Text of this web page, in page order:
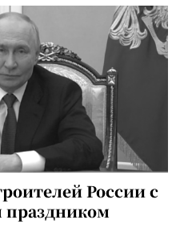
России с